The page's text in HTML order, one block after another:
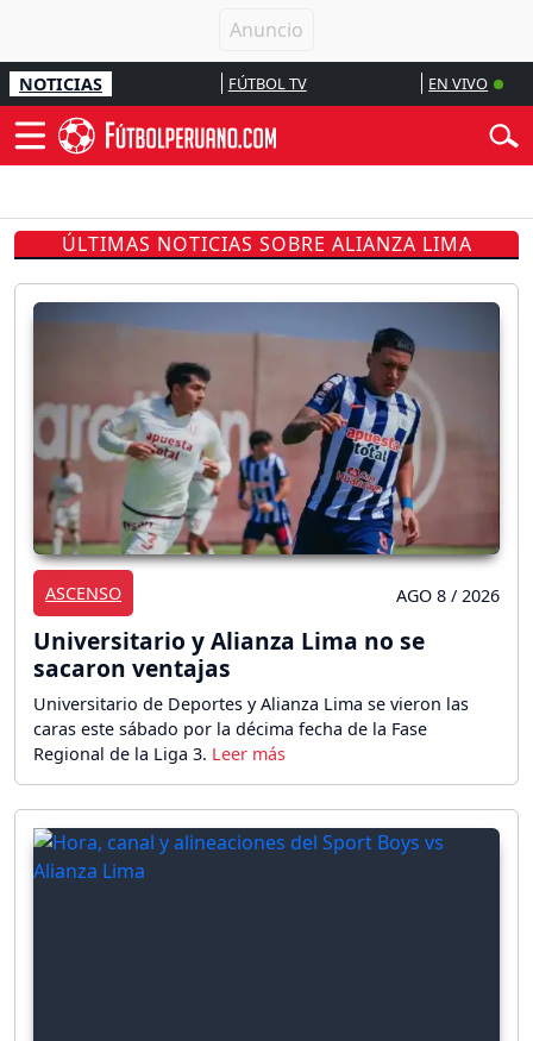
NOTICIAS FÚTBOL TV EN VIVO
ÚLTIMAS NOTICIAS SOBRE ALIANZA LIMA
ASCENSO AGO 8 / 2026
Universitario y Alianza Lima no se
sacaron ventajas
Universitario de Deportes y Alianza Lima se vieron las
caras este sábado por la décima fecha de la Fase
Regional de la Liga 3.